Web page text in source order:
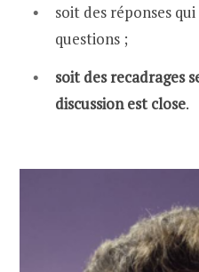
soit des réponses
questions ;
soit des recadrages
discussion est close.